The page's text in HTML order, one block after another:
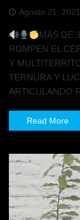
Agosto 21, 2021
MÁS DE
ROMPEN EL
Y
TERNURA Y
ARTICULANDO
Read More